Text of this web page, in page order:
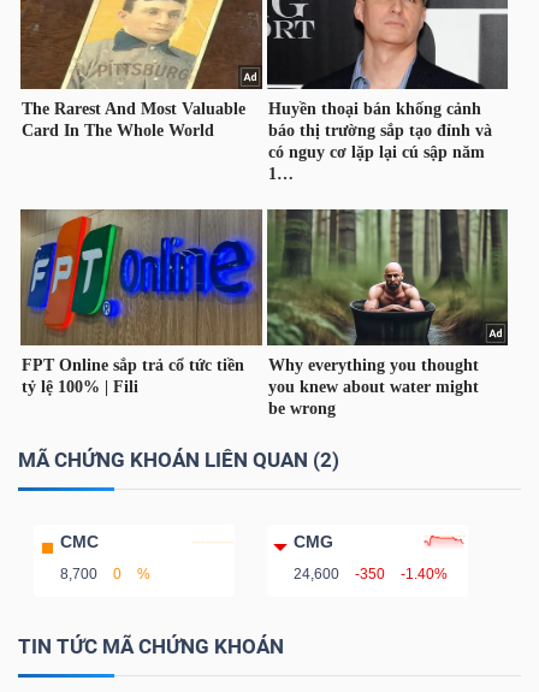
MÃ CHỨNG KHOÁN LIÊN QUAN (2)
CMC
8,700 0 %
CMG
24,600 -350 -1.40%
TIN TỨC MÃ CHỨNG KHOÁN
ĐẦU
TƯ
XUẤT
DỮ
LIỆU
Ngành
(-)
NĂNG
LƯỢNG